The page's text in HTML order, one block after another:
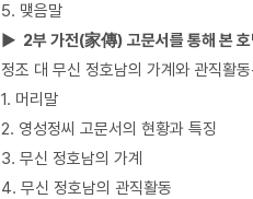
5. 맺음말
▶ 2부 가전(家傳) 고문서를 통해 본 호
정조 대 무신 정호남의 가계와 관직활
1. 머리말
2. 영성정씨 고문서의 현황과 특징
3. 무신 정호남의 가계
4. 무신 정호남의 관직활동